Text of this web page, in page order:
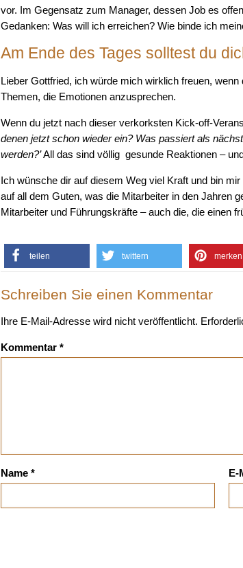
vor. Im Gegensatz zum Manager, dessen Job es
Gedanken: Was will ich erreichen? Wie binde ich
Am Ende des Tages solltest du
Lieber Gottfried, ich würde mich wirklich freuen,
Themen, die Emotionen anzusprechen.
Wenn du jetzt nach dieser verkorksten Kick-off-
denen jetzt schon wieder ein? Was passiert als
werden?’All das sind völlig gesunde Reaktionen –
Ich wünsche dir auf diesem Weg viel Kraft und bin
auf all dem Guten, was die Mitarbeiter in den Jahren
Mitarbeiter und Führungskräfte – auch die, die einen
teilen twittern merken
Schreiben Sie einen Kommentar
Ihre E-Mail-Adresse wird nicht veröffentlicht.
Kommentar*
Name* E-